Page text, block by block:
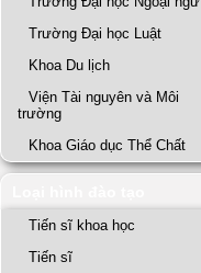
Trường Đại học Luật
Khoa Du lịch
Viện Tài nguyên và Môi
trường
Khoa Giáo dục Thể Chất
Tiến sĩ khoa học
Tiến sĩ